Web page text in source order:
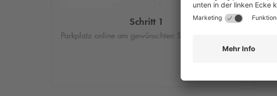
Schritt 1
Parkplatz online am gewünschten Standort buchen